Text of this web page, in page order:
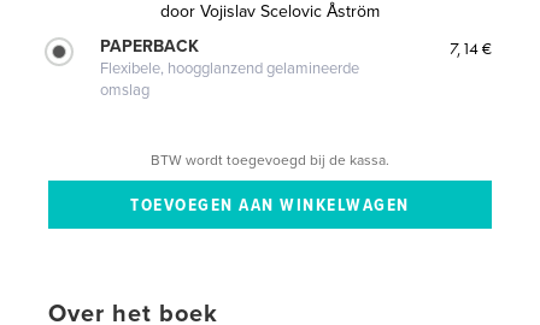
door Vojislav Scelovic Åström
PAPERBACK
Flexibele, hoogglanzend gelamineerde
omslag
7,14 €
BTW wordt toegevoegd bij de kassa.
Over het boek